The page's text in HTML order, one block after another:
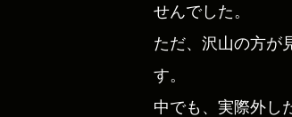
せんでした。
ただ、沢山の方が
す。
中でも、実際外し